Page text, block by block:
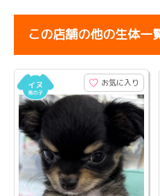
この店舗の他の生体一
お気に入り